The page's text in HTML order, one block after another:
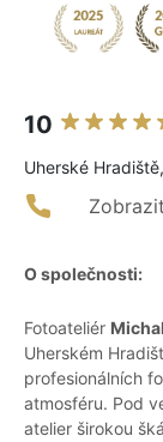
10
Uherské
O společnosti:
Fotoateliér
Uherském
profesionálních
atmosféru. Pod
atelier širokou